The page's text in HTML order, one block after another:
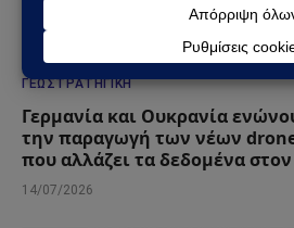
ΓΕΩΣΤΡΑΤΗΓΙΚΉ
Γερμανία και Ουκρανία
την παραγωγή των νέων
που αλλάζει τα δεδομένα
14/07/2026